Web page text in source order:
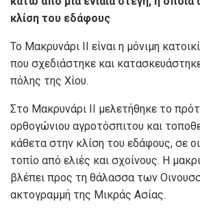
κλίση του εδάφους
Το Μακρυνάρι ΙΙ είναι η μόνιμη
που σχεδιάστηκε και
πόλης της Χίου.
Στο Μακρυνάρι ΙΙ μελετήθηκε το
ορθογώνιου αγροτόσπιτου και
κάθετα στην κλίση του εδάφους, σε
τοπίο από ελιές και σχοίνους. Η
βλέπει προς τη θάλασσα των
ακτογραμμή της Μικράς Ασίας.